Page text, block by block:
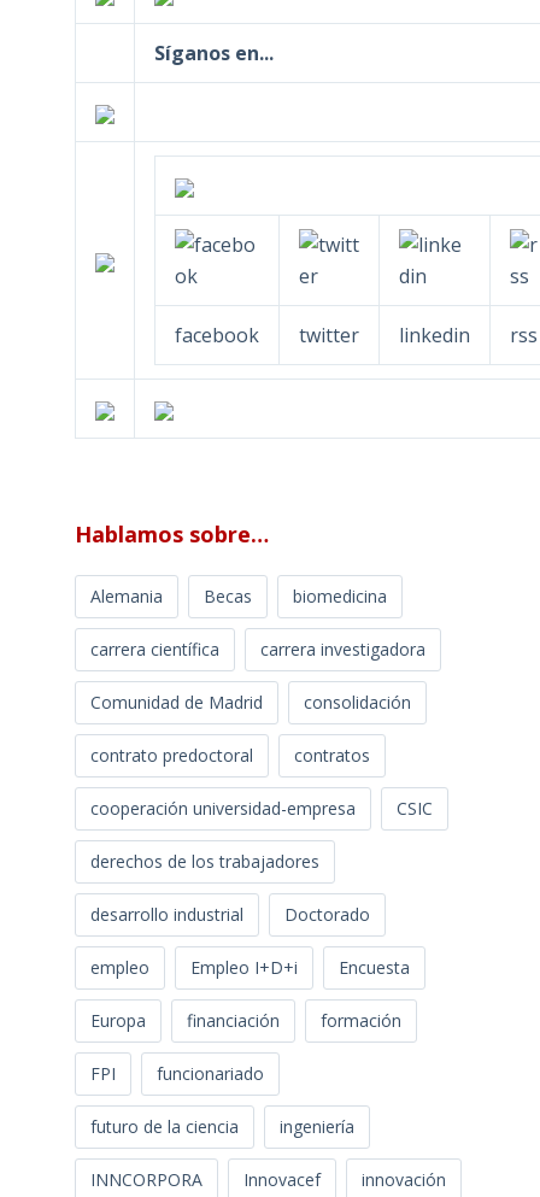
Síganos en...
facebook twitter linkedin rss
Hablamos sobre…
Alemania Becas biomedicina
carrera científica carrera investigadora
Comunidad de Madrid consolidación
contrato predoctoral contratos
cooperación universidad-empresa CSIC
derechos de los trabajadores
desarrollo industrial Doctorado
empleo Empleo I+D+i Encuesta
Europa financiación formación
FPI funcionariado
futuro de la ciencia ingeniería
INNCORPORA Innovacef innovación